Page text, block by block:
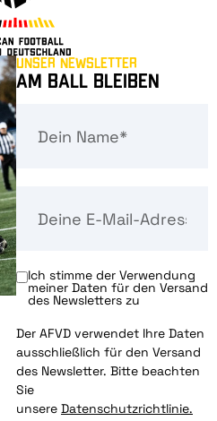
Unser Newsletter
Am Ball bleiben
Ich stimme der Verwendung
meiner Daten für den Versand
des Newsletters zu
Der AFVD verwendet Ihre Daten
ausschließlich für den Versand
des Newsletter. Bitte beachten
Sie
unsere Datenschutzrichtlinie.